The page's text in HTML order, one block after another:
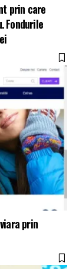
prin care
Fondurile
prin